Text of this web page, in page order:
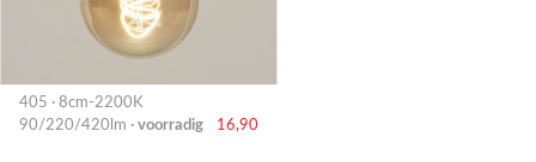
405 · 8cm-2200K
90/220/420lm · voorradig 16,90